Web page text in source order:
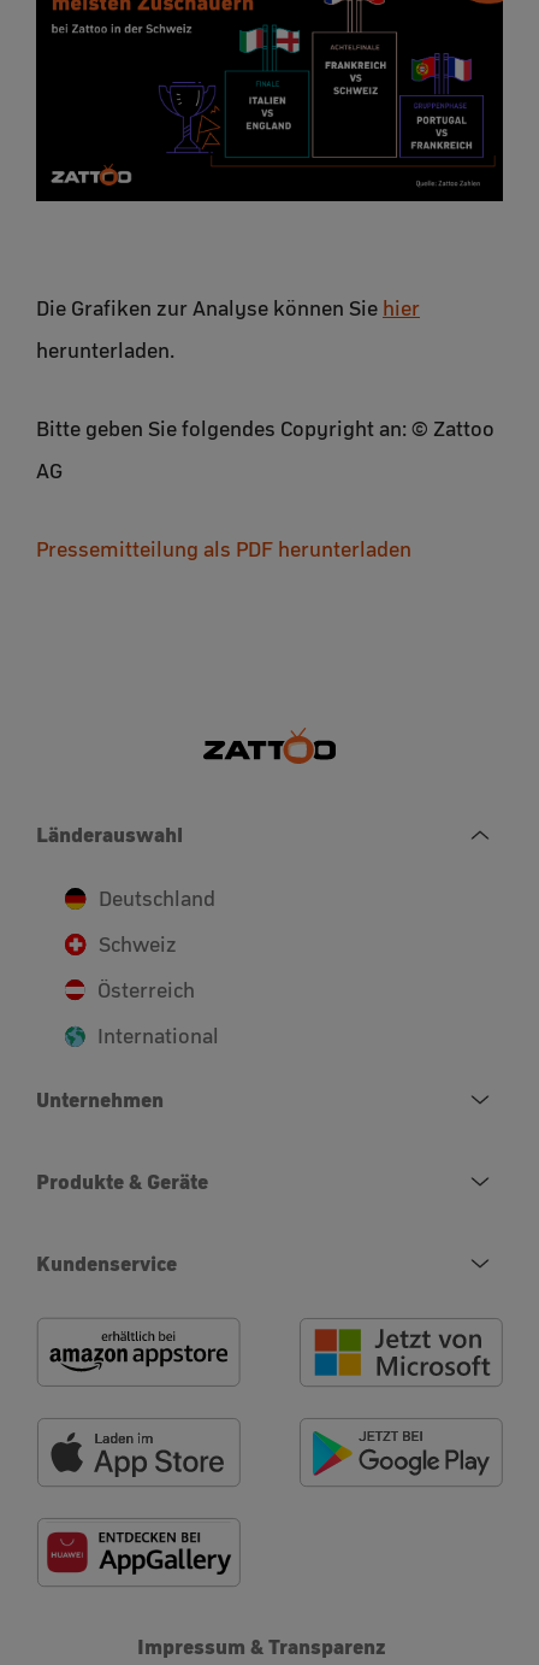
Die Grafiken zur Analyse können Sie hier
herunterladen.
Bitte geben Sie folgendes Copyright an: © Zattoo
AG
Pressemitteilung als PDF herunterladen
Länderauswahl
Deutschland
Schweiz
Österreich
International
Unternehmen
Produkte & Geräte
Kundenservice
Impressum & Transparenz